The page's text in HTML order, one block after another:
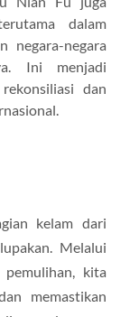
dalam
negara-negara
Ini menjadi
dan
kelam dari
Melalui
kita
memastikan